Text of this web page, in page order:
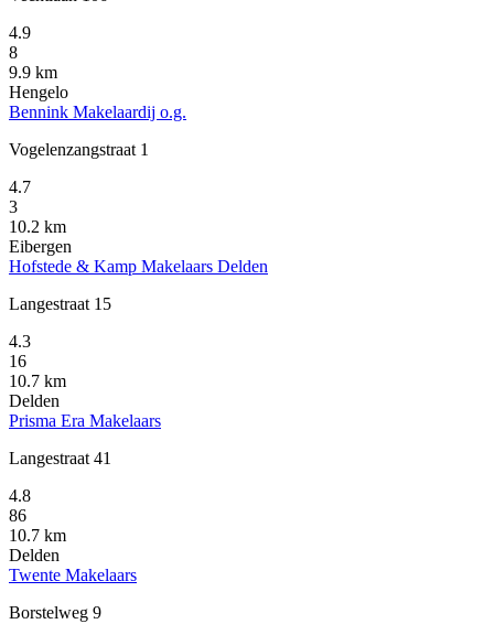
4.9
8
9.9 km
Hengelo
Bennink Makelaardij o.g.
Vogelenzangstraat 1
4.7
3
10.2 km
Eibergen
Hofstede & Kamp Makelaars Delden
Langestraat 15
4.3
16
10.7 km
Delden
Prisma Era Makelaars
Langestraat 41
4.8
86
10.7 km
Delden
Twente Makelaars
Borstelweg 9